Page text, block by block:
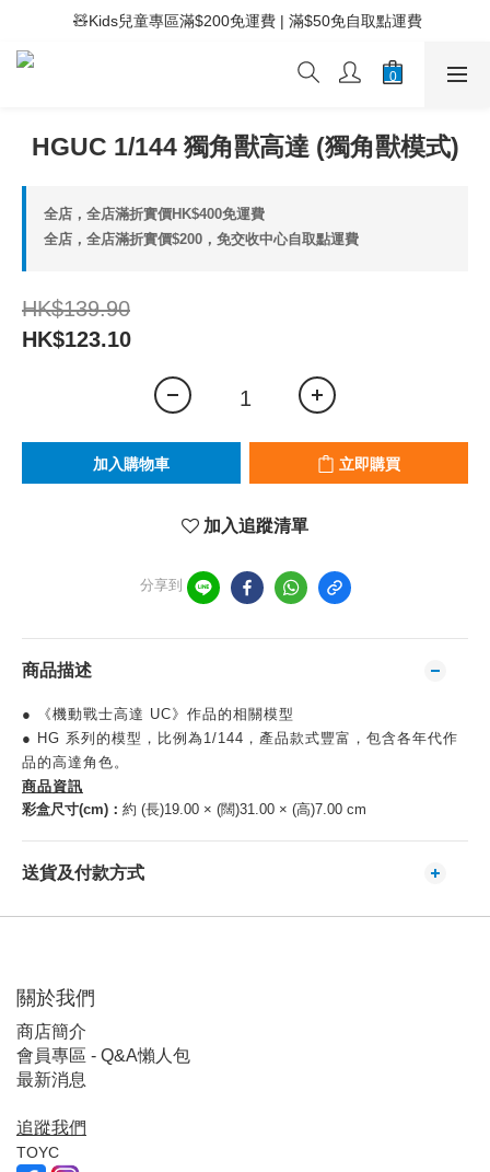
⚡滿$400免運費 | 滿$200免Easy Trade自取點運費
🧸Kids兒童專區滿$200免運費 | 滿$50免自取點運費
⚡滿$400免運費 | 滿$200免Easy Trade自取點運費
HGUC 1/144 獨角獸高達 (獨角獸模式)
全店，全店滿折實價HK$400免運費
全店，全店滿折實價$200，免交收中心自取點運費
HK$139.90
HK$123.10
加入購物車 立即購買
加入追蹤清單
分享到
商品描述
● 《機動戰士高達 UC》作品的相關模型
● HG 系列的模型，比例為1/144，產品款式豐富，包含各年代作
品的高達角色。
商品資訊
彩盒尺寸(cm)： 約 (長)19.00 × (闊)31.00 × (高)7.00 cm
送貨及付款方式
關於我們
商店簡介
會員專區 - Q&A懶人包
最新消息
追蹤我們
TOYC